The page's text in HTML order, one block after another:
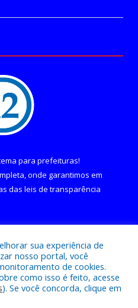
para prefeituras!
onde garantimos em
das leis de transparência
Municipal de Curralinho.
sua experiência de
nosso portal, você
de cookies.
como isso é feito, acesse
). Se você concorda, clique em